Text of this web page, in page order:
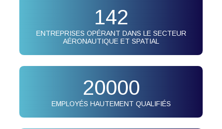
142
ENTREPRISES OPÉRANT DANS LE SECTEUR
AÉRONAUTIQUE ET SPATIAL
20000
EMPLOYÉS HAUTEMENT QUALIFIÉS